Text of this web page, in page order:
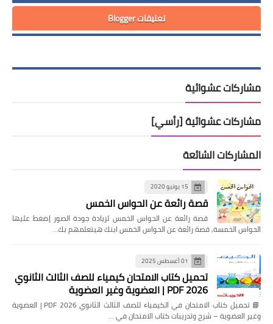
تعليقات Blogger
مشاركات عشوائية
مشاركات عشوائية [رأسي]
المشاركات الشائعة
15 يونيو 2020
قصة رائعة عن الحواس الخمس
قصة رائعة عن الحواس الخمس لزيادة جودة الصور إضغط عليها
الحواس الخمسة, قصة رائعة عن الحواس الخمس ابنك هيتعلمهم بك…
01 أغسطس 2025
تحميل كتاب الامتحان كيمياء للصف الثالث الثانوي
2026 PDF | العضوية وغير العضوية
📘 تحميل كتاب الامتحان في الكيمياء للصف الثالث الثانوي 2026 PDF | العضوية
وغير العضوية – شرح وتدريبات كتاب الامتحان في …